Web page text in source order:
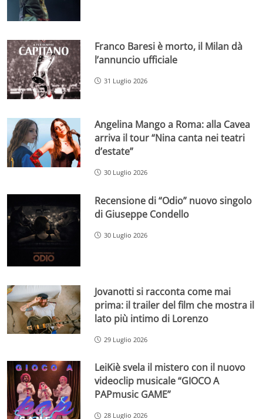
Franco Baresi è morto, il Milan dà
l’annuncio ufficiale
31 Luglio 2026
Angelina Mango a Roma: alla Cavea
arriva il tour “Nina canta nei teatri
d’estate”
30 Luglio 2026
Recensione di “Odio” nuovo singolo
di Giuseppe Condello
30 Luglio 2026
Jovanotti si racconta come mai
prima: il trailer del film che mostra il
lato più intimo di Lorenzo
29 Luglio 2026
LeiKiè svela il mistero con il nuovo
videoclip musicale “GIOCO A
PAPmusic GAME”
28 Luglio 2026